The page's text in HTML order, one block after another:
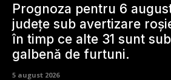
Prognoza pentru 6
județe sub avertizare
în timp ce alte 31 sunt
galbenă de furtuni.
5 august 2026